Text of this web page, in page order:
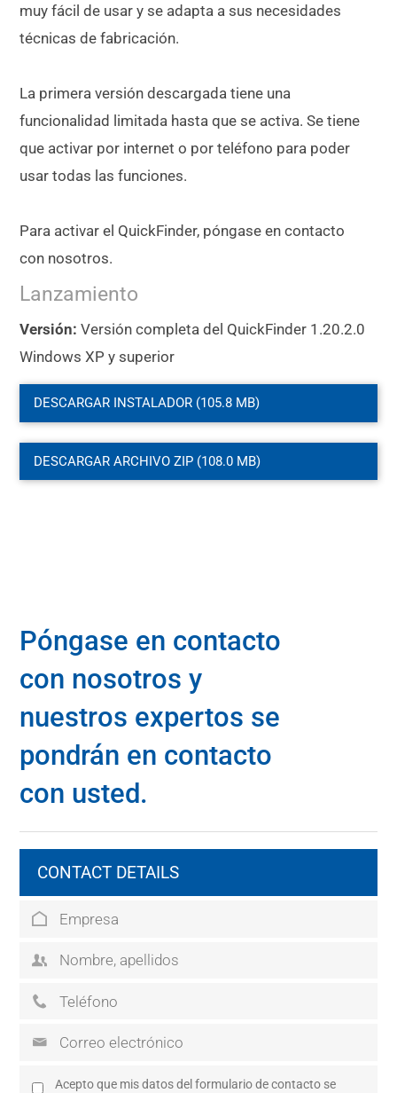
muy fácil de usar y se adapta a sus necesidades
técnicas de fabricación.
La primera versión descargada tiene una
funcionalidad limitada hasta que se activa. Se tiene
que activar por internet o por teléfono para poder
usar todas las funciones.
Para activar el QuickFinder, póngase en contacto
con nosotros.
Lanzamiento
Versión: Versión completa del QuickFinder 1.20.2.0
Windows XP y superior
DESCARGAR INSTALADOR (105.8 MB)
DESCARGAR ARCHIVO ZIP (108.0 MB)
Póngase en contacto
con nosotros y
nuestros expertos se
pondrán en contacto
con usted.
CONTACT DETAILS
Acepto que mis datos del formulario de contacto se